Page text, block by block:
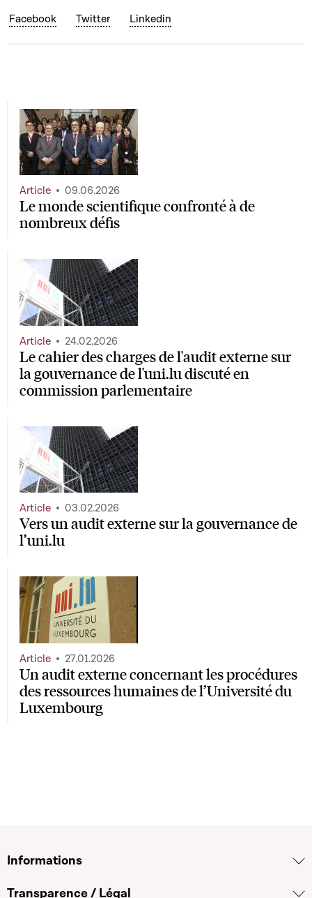
Facebook Twitter Linkedin
Le monde scientifique confronté à de
nombreux défis
Article 09.06.2026
Le cahier des charges de l'audit externe sur
la gouvernance de l'uni.lu discuté en
commission parlementaire
Article 24.02.2026
Vers un audit externe sur la gouvernance de
l’uni.lu
Article 03.02.2026
Un audit externe concernant les procédures
des ressources humaines de l’Université du
Luxembourg
Article 27.01.2026
Informations
Transparence / Légal